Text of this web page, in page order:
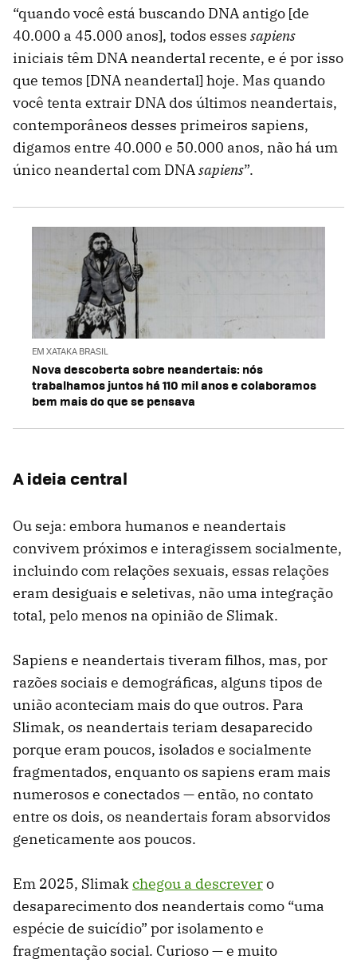
“quando você está buscando DNA antigo [de
40.000 a 45.000 anos], todos esses sapiens
iniciais têm DNA neandertal recente, e é por isso
que temos [DNA neandertal] hoje. Mas quando
você tenta extrair DNA dos últimos neandertais,
contemporâneos desses primeiros sapiens,
digamos entre 40.000 e 50.000 anos, não há um
único neandertal com DNAsapiens”.
EM XATAKA BRASIL
Nova descoberta sobre neandertais: nós
trabalhamos juntos há 110 mil anos e colaboramos
bem mais do que se pensava
A ideia central
Ou seja: embora humanos e neandertais
convivem próximos e interagissem socialmente,
incluindo com relações sexuais, essas relações
eram desiguais e seletivas, não uma integração
total, pelo menos na opinião de Slimak.
Sapiens e neandertais tiveram filhos, mas, por
razões sociais e demográficas, alguns tipos de
união aconteciam mais do que outros. Para
Slimak, os neandertais teriam desaparecido
porque eram poucos, isolados e socialmente
fragmentados, enquanto os sapiens eram mais
numerosos e conectados — então, no contato
entre os dois, os neandertais foram absorvidos
geneticamente aos poucos.
Em 2025, Slimakchegou a descrevero
desaparecimento dos neandertais como “uma
espécie de suicídio” por isolamento e
fragmentação social. Curioso — e muito